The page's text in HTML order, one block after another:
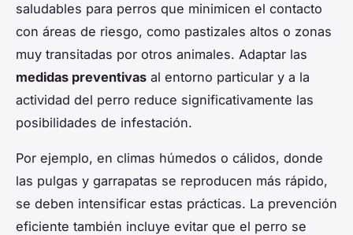
saludables para perros que minimicen el contacto
con áreas de riesgo, como pastizales altos o zonas
muy transitadas por otros animales. Adaptar las
medidas preventivas al entorno particular y a la
actividad del perro reduce significativamente las
posibilidades de infestación.
Por ejemplo, en climas húmedos o cálidos, donde
las pulgas y garrapatas se reproducen más rápido,
se deben intensificar estas prácticas. La prevención
eficiente también incluye evitar que el perro se